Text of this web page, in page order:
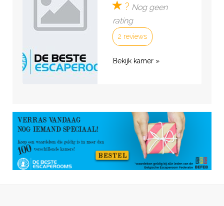
? Nog geen
rating
2 reviews
Bekijk kamer »